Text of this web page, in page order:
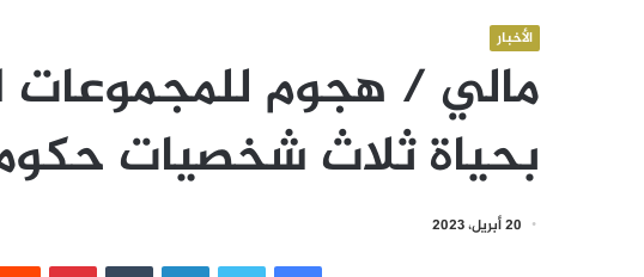
الأخبار
مالي / هجوم للمجموعات
بحياة ثلاث شخصيات
20 أبريل، 2023
فيسبوك لينكدإن بينتيريست